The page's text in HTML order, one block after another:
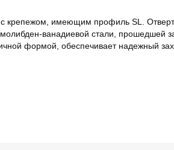
имеющим профиль SL.
ванадиевой стали, прошедшей
формой, обеспечивает надежный